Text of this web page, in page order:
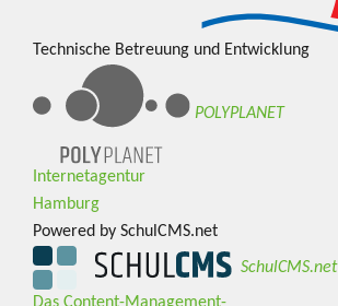
Technische Betreuung und Entwicklung
POLYPLANET
Internetagentur
Hamburg
Powered by SchulCMS.net
SchulCMS.net